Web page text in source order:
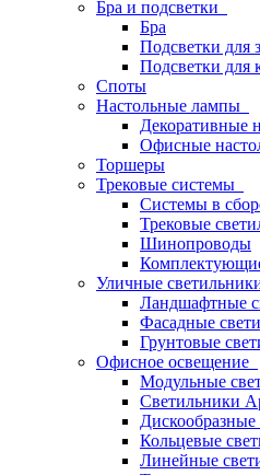
Бра и подсветки
Бра
Подсветки для
Подсветки для
Споты
Настольные лампы
Декоративные
Офисные
Торшеры
Трековые системы
Системы в
Трековые
Шинопроводы
Уличные
Ландшафтные
Фасадные
Грунтовые
Офисное освещение
Модульные
Светильники
Дискообразные
Кольцевые
Линейные